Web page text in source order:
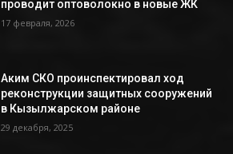
проводит оптоволокно в новые ЖК
17 февраля, 2026
Аким СКО проинспектировал ход
реконструкции защитных сооружений
в Кызылжарском районе
29 декабря, 2025